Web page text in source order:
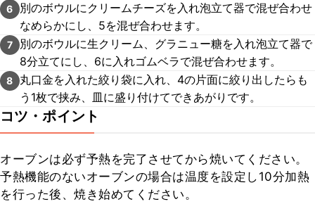
6
別のボウルにクリームチーズを入れ泡立て器で混ぜ合わせ
なめらかにし、5を混ぜ合わせます。
7
別のボウルに生クリーム、グラニュー糖を入れ泡立て器で
8分立てにし、6に入れゴムベラで混ぜ合わせます。
8
丸口金を入れた絞り袋に入れ、4の片面に絞り出したらも
う1枚で挟み、皿に盛り付けてできあがりです。
コツ・ポイント
オーブンは必ず予熱を完了させてから焼いてください。
予熱機能のないオーブンの場合は温度を設定し10分加熱
を行った後、焼き始めてください。